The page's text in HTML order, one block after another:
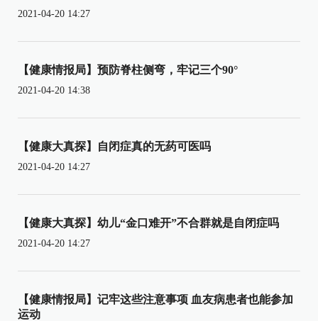
2021-04-20 14:27
【健康情报局】预防脊柱侧弯，牢记三个90°
2021-04-20 14:38
【健康大真探】自闭症真的无药可医吗
2021-04-20 14:27
【健康大真探】幼儿“金口难开”不合群就是自闭症吗
2021-04-20 14:27
【健康情报局】记牢这些注意事项 血友病患者也能参加
运动